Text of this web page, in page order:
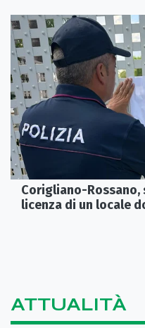
Corigliano-
licenza di un locale
ATTUALITÀ